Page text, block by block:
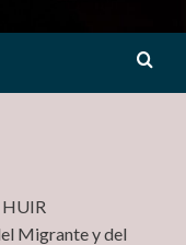
HUIR
Migrante y del